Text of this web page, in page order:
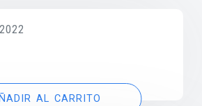
AL CARRITO